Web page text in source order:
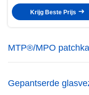
kwaliteit
Krijg Beste Prijs
MTP®/MPO
Gepantserde